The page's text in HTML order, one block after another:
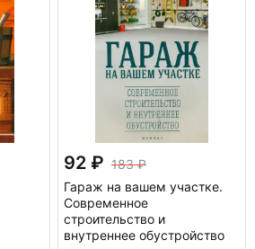
92
183
Гараж на вашем участке.
Современное
строительство и
внутреннее обустройство